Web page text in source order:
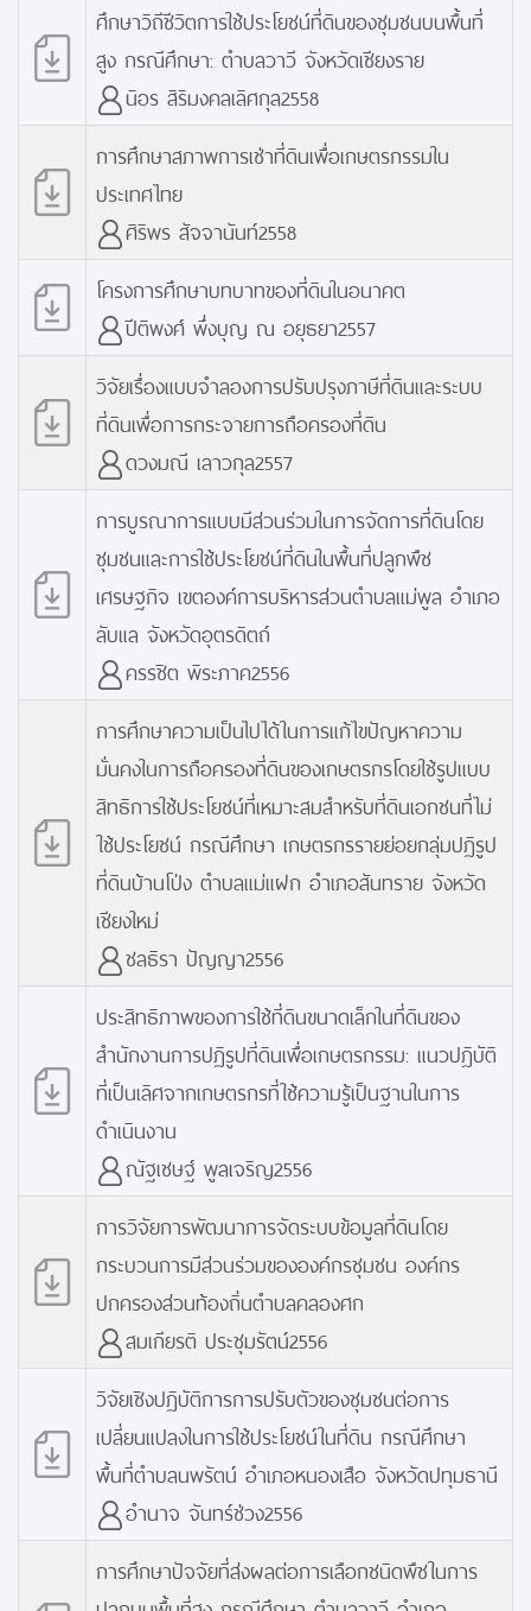
ศึกษาวิถีชีวิตการใช้ประโยชน์ที่ดินของชุมชนบนพื้นที่
สูง กรณีศึกษา: ตำบลวาวี จังหวัดเชียงราย
นิอร สิริมงคลเลิศกุล2558
การศึกษาสภาพการเช่าที่ดินเพื่อเกษตรกรรมใน
ประเทศไทย
ศิริพร สัจจานันท์2558
โครงการศึกษาบทบาทของที่ดินในอนาคต
ปีติพงศ์ พึ่งบุญ ณ อยุธยา2557
วิจัยเรื่องแบบจำลองการปรับปรุงภาษีที่ดินและระบบ
ที่ดินเพื่อการกระจายการถือครองที่ดิน
ดวงมณี เลาวกุล2557
การบูรณาการแบบมีส่วนร่วมในการจัดการที่ดินโดย
ชุมชนและการใช้ประโยชน์ที่ดินในพื้นที่ปลูกพืช
เศรษฐกิจ เขตองค์การบริหารส่วนตำบลแม่พูล อำเภอ
ลับแล จังหวัดอุตรดิตถ์
ครรชิต พิระภาค2556
การศึกษาความเป็นไปได้ในการแก้ไขปัญหาความ
มั่นคงในการถือครองที่ดินของเกษตรกรโดยใช้รูปแบบ
สิทธิการใช้ประโยชน์ที่เหมาะสมสำหรับที่ดินเอกชนที่ไม่
ใช้ประโยชน์ กรณีศึกษา เกษตรกรรายย่อยกลุ่มปฏิรูป
ที่ดินบ้านโป่ง ตำบลแม่แฝก อำเภอสันทราย จังหวัด
เชียงใหม่
ชลธิรา ปัญญา2556
ประสิทธิภาพของการใช้ที่ดินขนาดเล็กในที่ดินของ
สำนักงานการปฏิรูปที่ดินเพื่อเกษตรกรรม: แนวปฎิบัติ
ที่เป็นเลิศจากเกษตรกรที่ใช้ความรู้เป็นฐานในการ
ดำเนินงาน
ณัฐเชษฐ์ พูลเจริญ2556
การวิจัยการพัฒนาการจัดระบบข้อมูลที่ดินโดย
กระบวนการมีส่วนร่วมขององค์กรชุมชน องค์กร
ปกครองส่วนท้องถิ่นตำบลคลองศก
สมเกียรติ ประชุมรัตน์2556
วิจัยเชิงปฏิบัติการการปรับตัวของชุมชนต่อการ
เปลี่ยนแปลงในการใช้ประโยชน์ในที่ดิน กรณีศึกษา
พื้นที่ตำบลนพรัตน์ อำเภอหนองเสือ จังหวัดปทุมธานี
อำนาจ จันทร์ช่วง2556
การศึกษาปัจจัยที่ส่งผลต่อการเลือกชนิดพืชในการ